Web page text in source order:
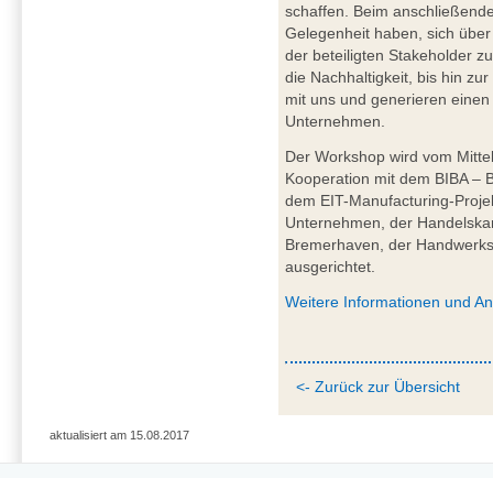
schaffen. Beim
Gelegenheit haben, sich
der beteiligten Stakeholder
die Nachhaltigkeit, bis hin
mit uns und generieren
Unternehmen.
Der Workshop wird vom
Kooperation mit dem BIBA –
dem EIT-Manufacturing-
Unternehmen, der
Bremerhaven, der
ausgerichtet.
Weitere Informationen und
<- Zurück zur Übersicht
aktualisiert am 15.08.2017